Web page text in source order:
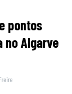
pontos
no Algarve